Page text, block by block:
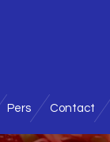
Pers Contact